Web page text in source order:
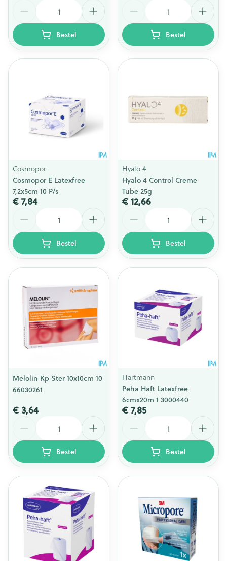
Bestel Bestel
Cosmopor
Cosmopor E Latexfree
7,2x5cm 10 P/s
€ 7,84
Bestel
Hyalo 4
Hyalo 4 Control Creme
Tube 25g
€ 12,66
Bestel
Melolin Kp Ster 10x10cm 10
66030261
€ 3,64
Bestel
Hartmann
Peha Haft Latexfree
6cmx20m 1 3000440
€ 7,85
Bestel